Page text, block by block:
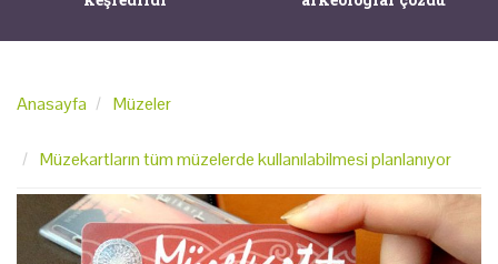
Anasayfa Müzeler
Müzekartların tüm müzelerde kullanılabilmesi planlanıyor